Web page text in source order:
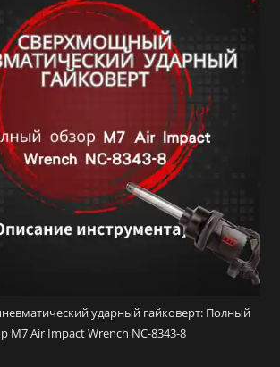
ударный гайковерт: Полный
M7 Air Impact Wrench NC-8343-8